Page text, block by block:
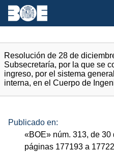
Resolución de 28 de
Subsecretaría, por la que se
ingreso, por el sistema
interna, en el Cuerpo de
Publicado en:
«BOE» núm. 313, de 30
páginas 177193 a